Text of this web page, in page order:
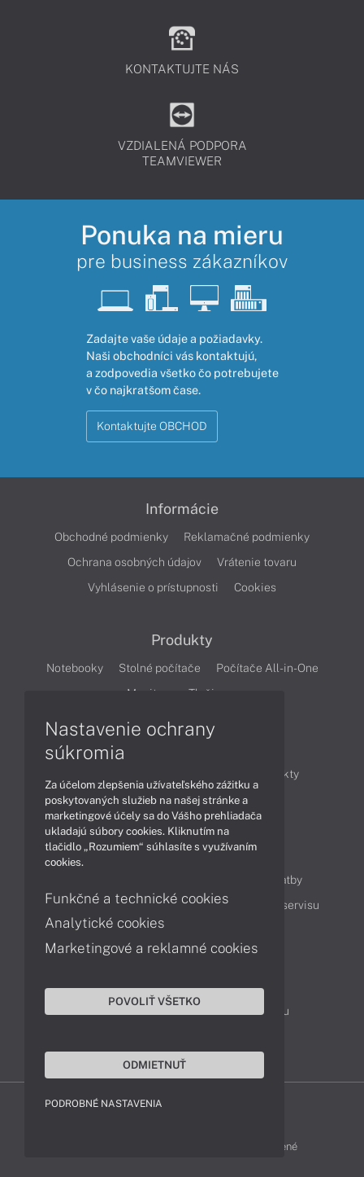
KONTAKTUJTE NÁS
VZDIALENÁ PODPORA
TEAMVIEWER
Ponuka na mieru
pre business zákazníkov
Zadajte vaše údaje a požiadavky.
Naši obchodníci vás kontaktujú,
a zodpovedia všetko čo potrebujete
v čo najkratšom čase.
Kontaktujte OBCHOD
Informácie
Obchodné podmienky
Reklamačné podmienky
Ochrana osobných údajov
Vrátenie tovaru
Vyhlásenie o prístupnosti
Cookies
Produkty
Notebooky Stolné počítače
Počítače All-in-One
Monitory
Tlačiarne
Produkty
Technológie
Videá
Obsah
Možnosti doručenia a platby
Podpora a servis
Servisné služby Cenník servisu
Kontakty
043 4224 771
Obchodné oddelenie
Reklamácia tovaru
HP-SHOP © 2012 - 2026 Všetky práva vyhradené
Nastavenie ochrany
súkromia
Za účelom zlepšenia užívateľského zážitku a
poskytovaných služieb na našej stránke a
marketingové účely sa do Vášho prehliadača
ukladajú súbory cookies. Kliknutím na
tlačidlo „Rozumiem“ súhlasíte s využívaním
cookies.
Funkčné a technické cookies
Analytické cookies
Marketingové a reklamné cookies
POVOLIŤ VŠETKO
ODMIETNUŤ
PODROBNÉ NASTAVENIA